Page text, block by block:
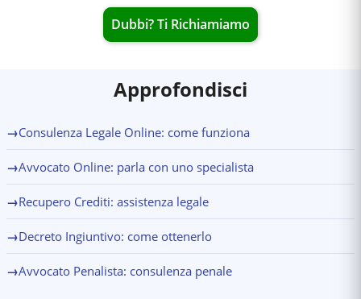
Dubbi? Ti Richiamiamo
Approfondisci
→Consulenza Legale Online: come funziona
→Avvocato Online: parla con uno specialista
→Recupero Crediti: assistenza legale
→Decreto Ingiuntivo: come ottenerlo
→Avvocato Penalista: consulenza penale